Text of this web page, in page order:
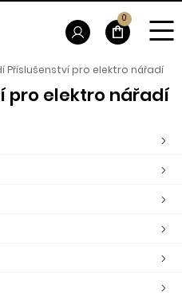
Příslušenství pro elektro nářadí
pro elektro nářadí
0